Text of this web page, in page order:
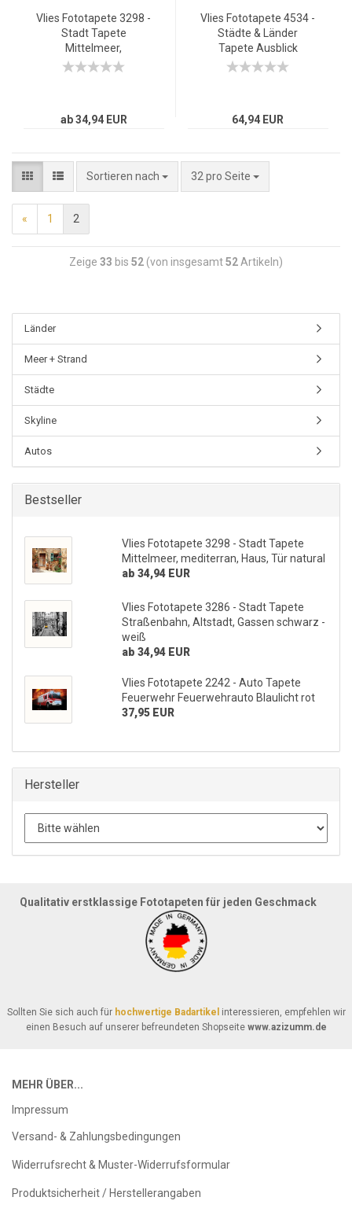
Vlies Fototapete 3298 -
Stadt Tapete
Mittelmeer,
mediterran, Haus, Tür
ab 34,94 EUR
Vlies Fototapete 4534 -
Städte & Länder
Tapete Ausblick
Wolken Himmel
64,94 EUR
Sortieren nach 32 pro Seite
« 1 2
Zeige 33 bis 52 (von insgesamt52 Artikeln)
Länder
Meer + Strand
Städte
Skyline
Autos
Bestseller
Vlies Fototapete 3298 - Stadt Tapete
Mittelmeer, mediterran, Haus, Tür natural
ab 34,94 EUR
Vlies Fototapete 3286 - Stadt Tapete
Straßenbahn, Altstadt, Gassen schwarz -
weiß
ab 34,94 EUR
Vlies Fototapete 2242 - Auto Tapete
Feuerwehr Feuerwehrauto Blaulicht rot
37,95 EUR
Hersteller
Qualitativ erstklassige Fototapeten für jeden Geschmack
Sollten Sie sich auch für hochwertige Badartikel interessieren, empfehlen wir
einen Besuch auf unserer befreundeten Shopseite www.azizumm.de
MEHR ÜBER...
Impressum
Versand- & Zahlungsbedingungen
Widerrufsrecht & Muster-Widerrufsformular
Produktsicherheit / Herstellerangaben